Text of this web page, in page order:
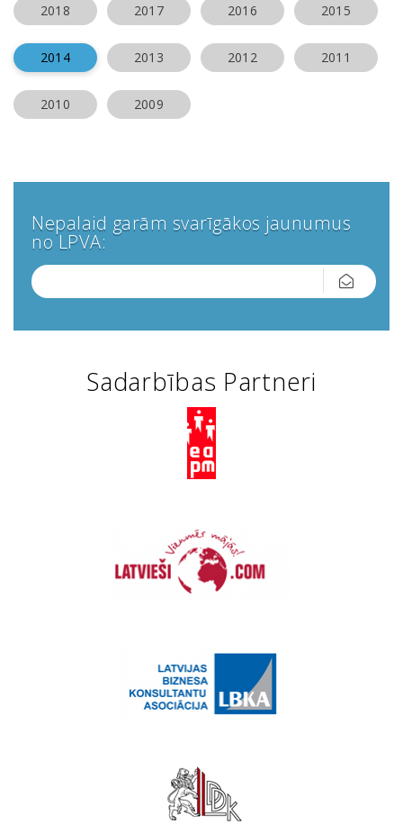
2018 2017 2016 2015
2014 2013 2012 2011
2010 2009
Nepalaid garām svarīgākos jaunumus
no LPVA:
Sadarbības Partneri